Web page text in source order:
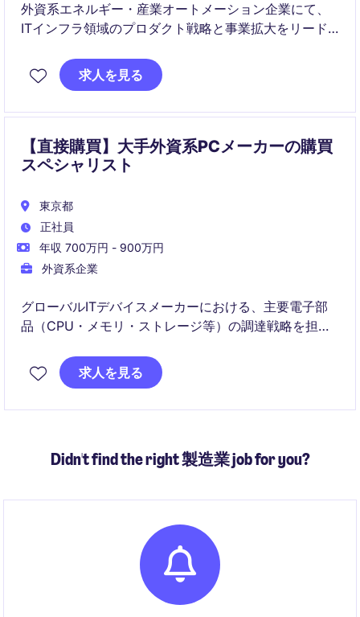
外資系エネルギー・産業オートメーション企業にて、
ITインフラ領域のプロダクト戦略と事業拡大をリード
AI対応データセンターやエッジ市場の成長を背景に、
求人を見る
【直接購買】大手外資系PCメーカーの購買
スペシャリスト
東京都
正社員
年収 700万円 - 900万円
外資系企業
グローバルITデバイスメーカーにおける、主要電子部
品（CPU・メモリ・ストレージ等）の調達戦略を担う
給の実現を通じ、最新技術を搭載した製品の競争力を
支える重要な役割を担います。
求人を見る
Didn't find the right 製造業 job for you?